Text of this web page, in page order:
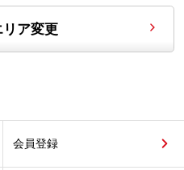
ア変更
会員登録